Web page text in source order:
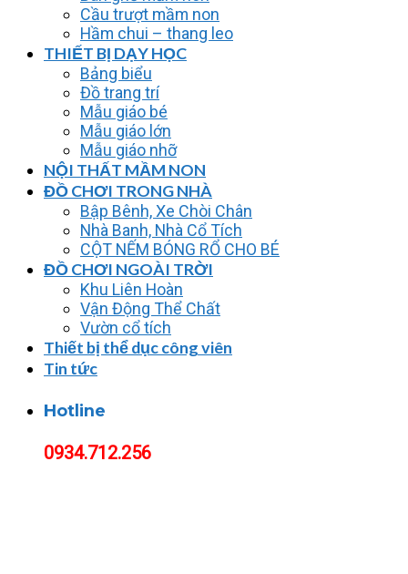
Cầu trượt mầm non
Hầm chui – thang leo
THIẾT BỊ DẠY HỌC
Bảng biểu
Đồ trang trí
Mẫu giáo bé
Mẫu giáo lớn
Mẫu giáo nhỡ
NỘI THẤT MẦM NON
ĐỒ CHƠI TRONG NHÀ
Bập Bênh, Xe Chòi Chân
Nhà Banh, Nhà Cổ Tích
CỘT NẾM BÓNG RỔ CHO BÉ
ĐỒ CHƠI NGOÀI TRỜI
Khu Liên Hoàn
Vận Động Thể Chất
Vườn cổ tích
Thiết bị thể dục công viên
Tin tức
Hotline
0934.712.256